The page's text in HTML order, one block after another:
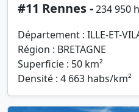
#11 Rennes -234 950
Département : ILLE-ET-
Région : BRETAGNE
Superficie : 50 km²
Densité : 4 663 habs/km²